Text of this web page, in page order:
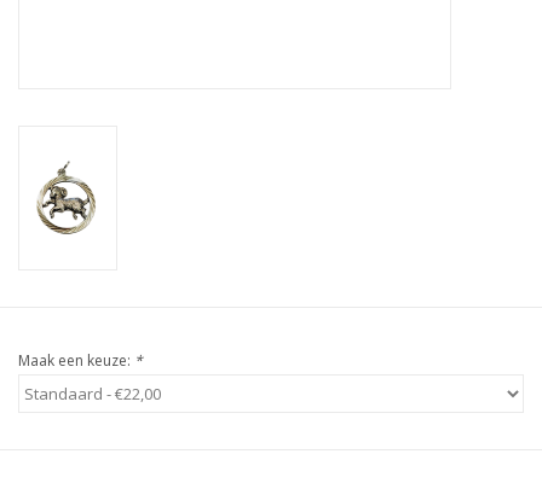
Maak een keuze: *